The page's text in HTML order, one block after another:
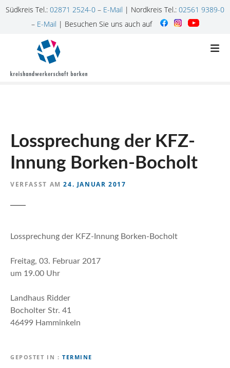
Südkreis Tel.: 02871 2524-0 – E-Mail | Nordkreis Tel.: 02561 9389-0
– E-Mail | Besuchen Sie uns auch auf
Lossprechung der KFZ-
Innung Borken-Bocholt
VERFASST AM 24. JANUAR 2017
Lossprechung der KFZ-Innung Borken-Bocholt
Freitag, 03. Februar 2017
um 19.00 Uhr
Landhaus Ridder
Bocholter Str. 41
46499 Hamminkeln
GEPOSTET IN TERMINE